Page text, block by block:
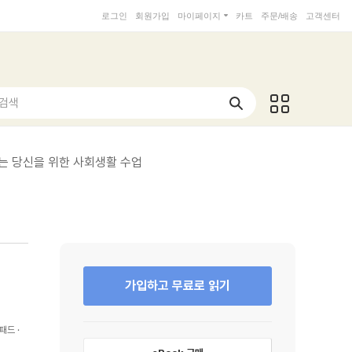
로그인 회원가입 마이페이지 카트 주문/배송 고객센터
색
당신을 위한 사회생활 수업
드
가입하고 무료로 읽기